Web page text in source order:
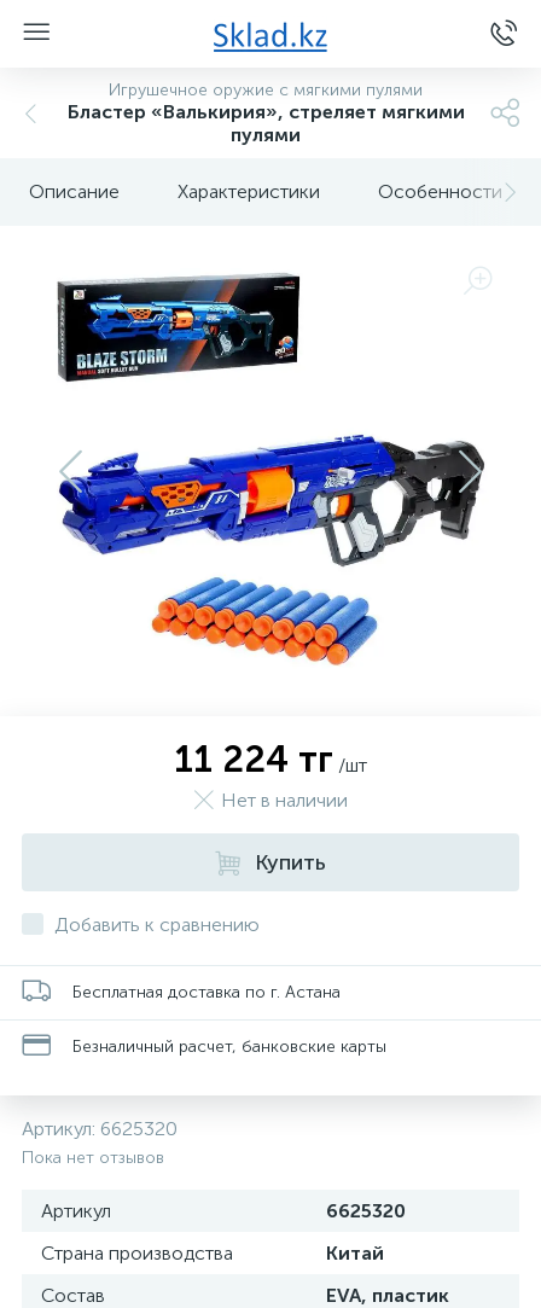
Игрушечное оружие с мягкими пулями
Бластер «Валькирия», стреляет мягкими
пулями
Описание Характеристики Особенности
11 224 тг /шт
Нет в наличии
Купить
Добавить к сравнению
Бесплатная доставка по г. Астана
Безналичный расчет, банковские карты
Артикул: 6625320
Пока нет отзывов
Артикул
6625320
Страна производства
Китай
Состав
EVA, пластик